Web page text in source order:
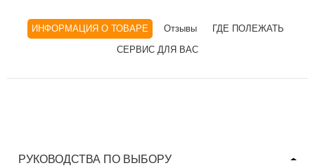
ИНФОРМАЦИЯ О ТОВАРЕ Отзывы
ГДЕ ПОЛЕЖАТЬ
СЕРВИС ДЛЯ ВАС
РУКОВОДСТВА ПО ВЫБОРУ